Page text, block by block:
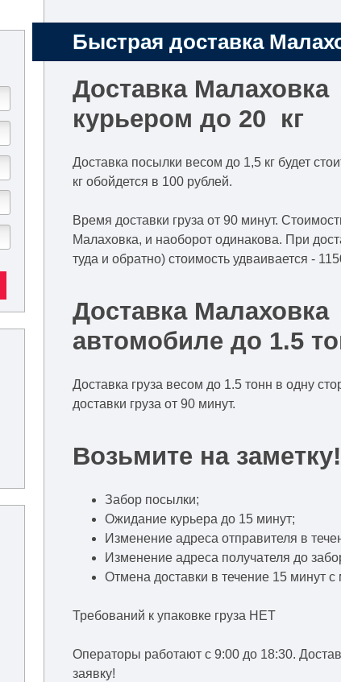
Быстрая доставка
Доставка
курьером до 20 кг
Доставка посылки весом до 1,5 кг будет
кг обойдется в 100 рублей.
Время доставки груза от 90 минут.
Малаховка, и наоборот одинакова. При
туда и обратно) стоимость удваивается -
Доставка
автомобиле до 1.5
Доставка груза весом до 1.5 тонн в одну
доставки груза от 90 минут.
Возьмите на
Забор посылки;
Ожидание курьера до 15 минут;
Изменение адреса отправителя в
Изменение адреса получателя до
Отмена доставки в течение 15 минут с
Требований к упаковке груза НЕТ
Операторы работают c 9:00 до 18:30.
заявку!